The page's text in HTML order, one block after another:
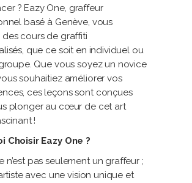
? Eazy One, graffeur
basé à Genève, vous
cours de graffiti
que ce soit en individuel ou
Que vous soyez un novice
souhaitiez améliorer vos
ces leçons sont conçues
plonger au cœur de cet art
!
Choisir Eazy One ?
n’est pas seulement un graffeur ;
avec une vision unique et